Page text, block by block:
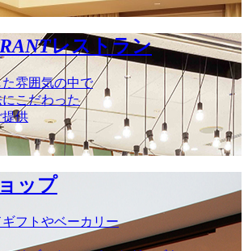
レストラン
雰囲気の中で
こだわった
供
ップ
フトやベーカリー